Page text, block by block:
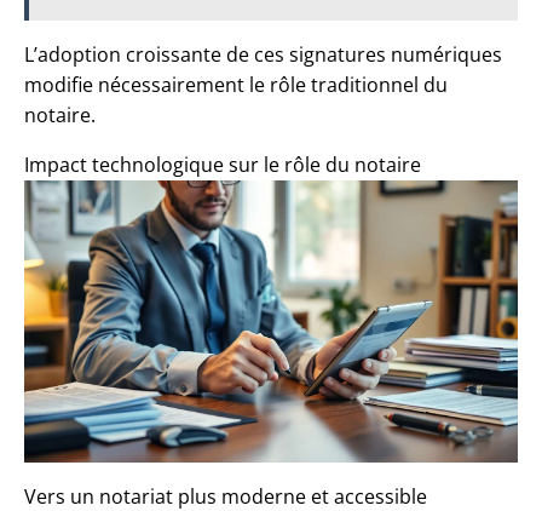
L’adoption croissante de ces signatures numériques
modifie nécessairement le rôle traditionnel du
notaire.
Impact technologique sur le rôle du notaire
Vers un notariat plus moderne et accessible